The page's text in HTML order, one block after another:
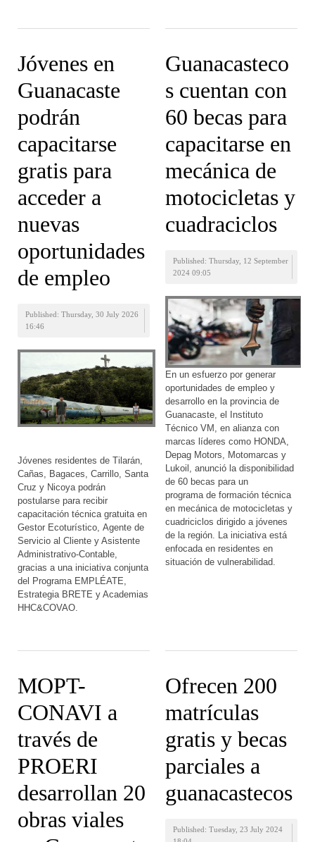
Jóvenes en
Guanacaste
podrán
capacitarse
gratis para
acceder a
nuevas
oportunidades
de empleo
Published: Thursday, 30 July 2026
16:46
Jóvenes residentes de Tilarán,
Cañas, Bagaces, Carrillo, Santa
Cruz y Nicoya podrán
postularse para recibir
capacitación técnica gratuita en
Gestor Ecoturístico, Agente de
Servicio al Cliente y Asistente
Administrativo-Contable,
gracias a una iniciativa conjunta
del Programa EMPLÉATE,
Estrategia BRETE y Academias
HHC&COVAO.
Guanacasteco
s cuentan con
60 becas para
capacitarse en
mecánica de
motocicletas y
cuadraciclos
Published: Thursday, 12 September
2024 09:05
En un esfuerzo por generar
oportunidades de empleo y
desarrollo en la provincia de
Guanacaste, el Instituto
Técnico VM, en alianza con
marcas líderes como HONDA,
Depag Motors, Motomarcas y
Lukoil, anunció la disponibilidad
de 60 becas para un
programa de formación técnica
en mecánica de motocicletas y
cuadriciclos dirigido a jóvenes
de la región. La iniciativa está
enfocada en residentes en
situación de vulnerabilidad.
MOPT-
CONAVI a
través de
PROERI
desarrollan 20
obras viales
Ofrecen 200
matrículas
gratis y becas
parciales a
guanacastecos
Published: Tuesday, 23 July 2024